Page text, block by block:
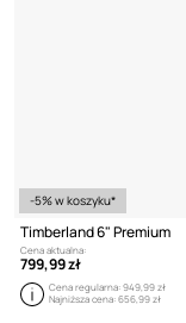
-5% w koszyku*
Timberland 6" Premium
Cena aktualna:
799,99 zł
Cena regularna:949,99 zł
Najniższa cena:656,99 zł